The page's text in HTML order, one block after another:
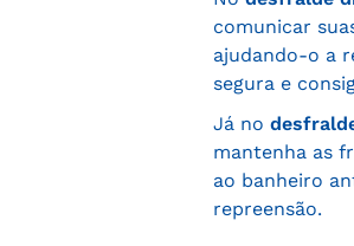
comunicar
ajudando-o a
segura e
Já no
mantenha as
ao banheiro
repreensão.